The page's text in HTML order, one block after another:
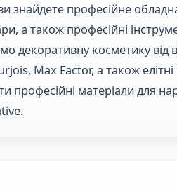
знайдете професійне
а також професійні
декоративну косметику від
Max Factor, а також
професійні матеріали для